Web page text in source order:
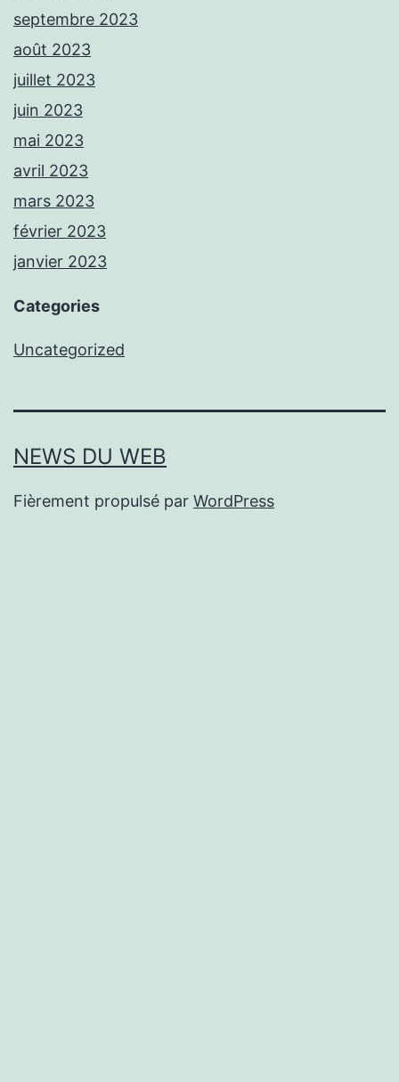
septembre 2023
août 2023
juillet 2023
juin 2023
mai 2023
avril 2023
mars 2023
février 2023
janvier 2023
Categories
Uncategorized
NEWS DU WEB
Fièrement propulsé par WordPress